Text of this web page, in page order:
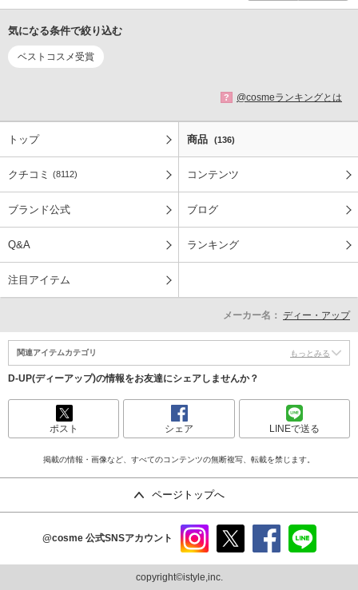
気になる条件で絞り込む
ベストコスメ受賞
? @cosmeランキングとは
トップ 商品 (136)
クチコミ (8112) コンテンツ
ブランド公式 ブログ
Q&A ランキング
注目アイテム
メーカー名： ディー・アップ
関連アイテムカテゴリ もっとみる
D-UP(ディーアップ)の情報をお友達にシェアしませんか？
ポスト シェア LINEで送る
掲載の情報・画像など、すべてのコンテンツの無断複写、転載を禁じます。
ページトップへ
@cosme 公式SNSアカウント
ram
copyright©istyle,inc.